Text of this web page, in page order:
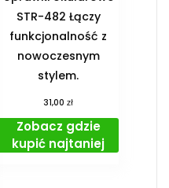
STR-482 Łączy
funkcjonalność z
nowoczesnym
stylem.
31,00zł
Zobacz gdzie
kupić najtaniej